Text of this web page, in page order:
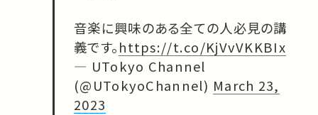
音楽に興味のある全ての人必見の講
義です。https://t.co/KjVvVKKBIx
— UTokyo Channel
(@UTokyoChannel) March 23,
2023